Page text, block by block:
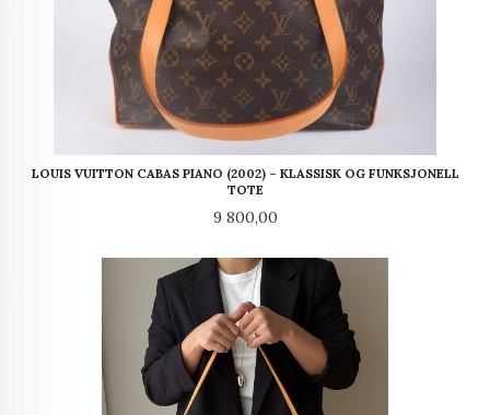
LOUIS VUITTON CABAS PIANO (2002) – KLASSISK OG FUNKSJONELL
TOTE
Pris
9 800,00